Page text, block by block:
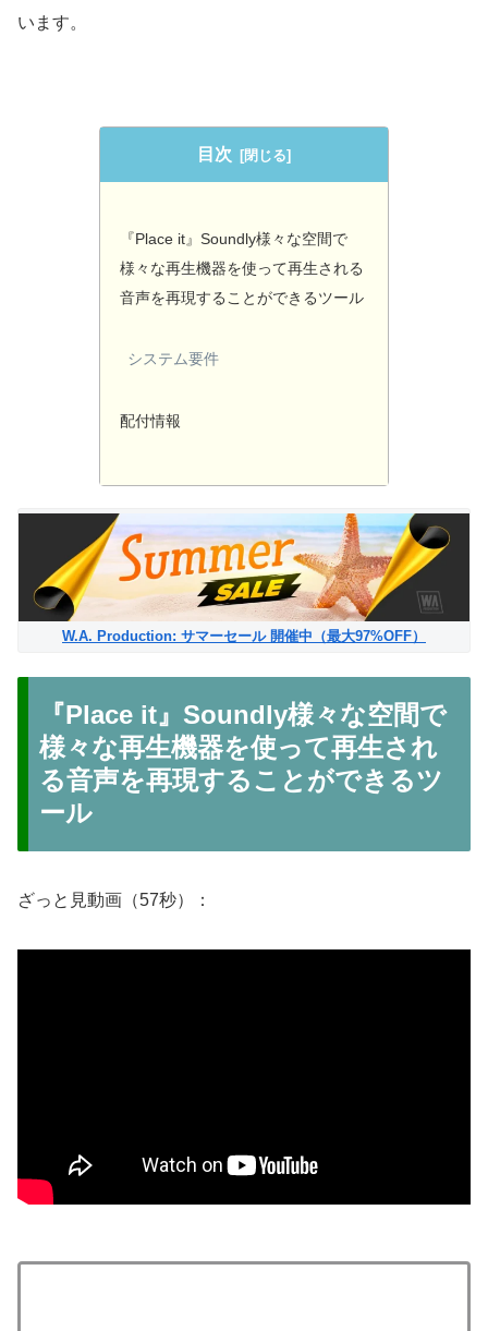
います。
目次
『Place it』Soundly様々な空間で
様々な再生機器を使って再生される
音声を再現することができるツール
システム要件
配付情報
W.A. Production: サマーセール 開催中（最大97%OFF）
『Place it』Soundly様々な空間で
様々な再生機器を使って再生され
る音声を再現することができるツ
ール
ざっと見動画（57秒）：